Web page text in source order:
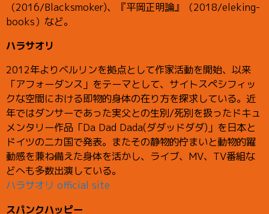
（2016/Blacksmoker)、『平岡正明論』（2018/eleking-
books）など。
ハラサオリ
2012年よりベルリンを拠点として作家活動を開始、以来
「アフォーダンス」をテーマとして、サイトスペシフィッ
クな空間における即物的身体の在り方を探求している。近
年ではダンサーであった実父との生別/死別を扱ったドキュ
メンタリー作品「Da Dad Dada(ダダッドダダ)」を日本と
ドイツの二カ国で発表。またその静物的佇まいと動物的躍
動感を兼ね備えた身体を活かし、ライブ、MV、TV番組な
どへも多数出演している。
ハラサオリ official site
スパンクハッピー